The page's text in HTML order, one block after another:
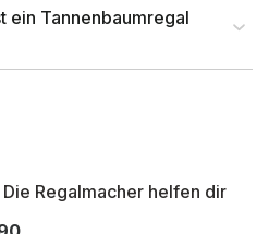
(mm)
(mm)
4262476372456
Regalmacher helfen dir
ein Tannenbaumregal